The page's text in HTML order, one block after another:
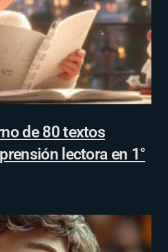
de 80 textos
lectora en 1°